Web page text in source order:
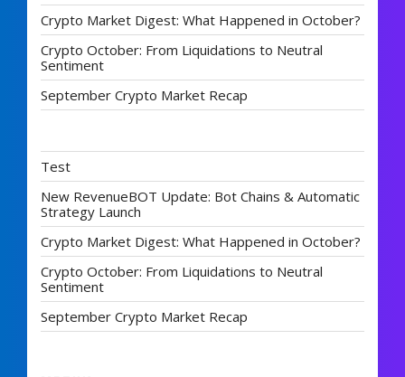
Crypto Market Digest: What Happened in October?
Crypto October: From Liquidations to Neutral
Sentiment
September Crypto Market Recap
Test
New RevenueBOT Update: Bot Chains & Automatic
Strategy Launch
Crypto Market Digest: What Happened in October?
Crypto October: From Liquidations to Neutral
Sentiment
September Crypto Market Recap